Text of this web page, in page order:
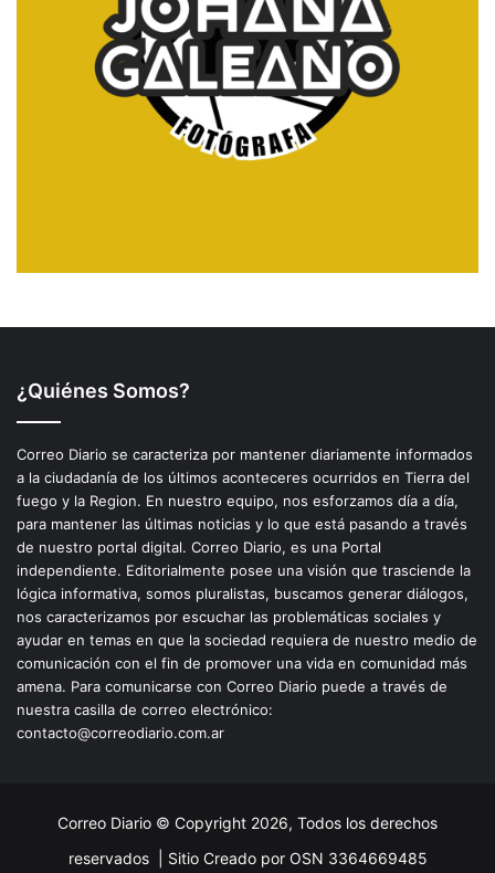
¿Quiénes Somos?
Correo Diario se caracteriza por mantener diariamente informados
a la ciudadanía de los últimos aconteceres ocurridos en Tierra del
fuego y la Region. En nuestro equipo, nos esforzamos día a día,
para mantener las últimas noticias y lo que está pasando a través
de nuestro portal digital. Correo Diario, es una Portal
independiente. Editorialmente posee una visión que trasciende la
lógica informativa, somos pluralistas, buscamos generar diálogos,
nos caracterizamos por escuchar las problemáticas sociales y
ayudar en temas en que la sociedad requiera de nuestro medio de
comunicación con el fin de promover una vida en comunidad más
amena. Para comunicarse con Correo Diario puede a través de
nuestra casilla de correo electrónico:
contacto@correodiario.com.ar
Correo Diario © Copyright 2026, Todos los derechos
reservados | Sitio Creado por OSN 3364669485